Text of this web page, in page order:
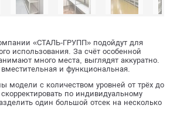
«СТАЛЬ-ГРУПП» подойдут для
использования. За счёт особенной
много места, выглядят аккуратно.
и функциональная.
модели с количеством уровней от трёх до
по индивидуальному
один большой отсек на несколько